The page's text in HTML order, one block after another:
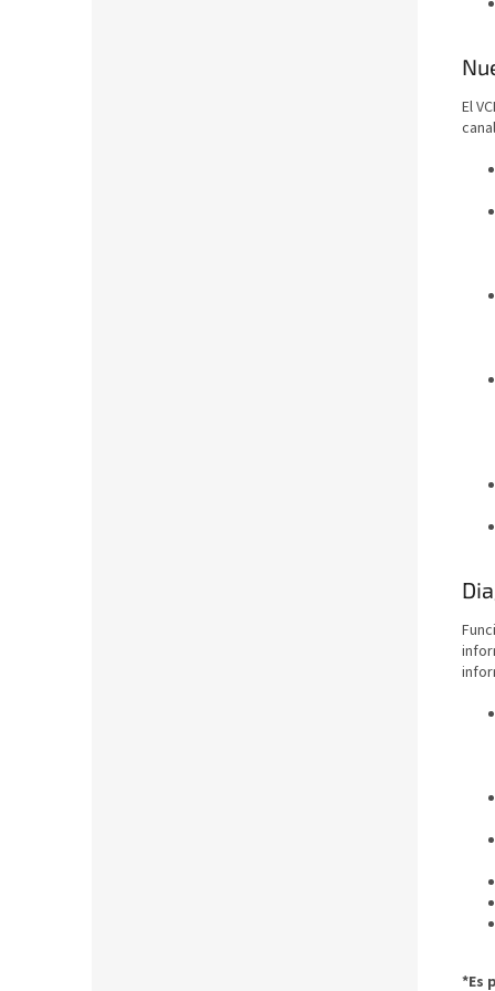
El
*Es